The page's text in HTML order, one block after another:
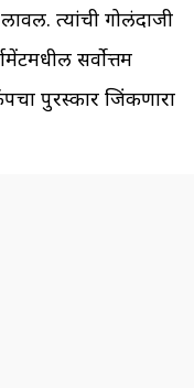
त्यांची गोलंदाजी
सर्वोत्तम
पुरस्कार जिंकणारा